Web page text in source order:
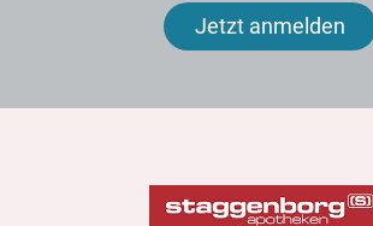
Jetzt anmelden